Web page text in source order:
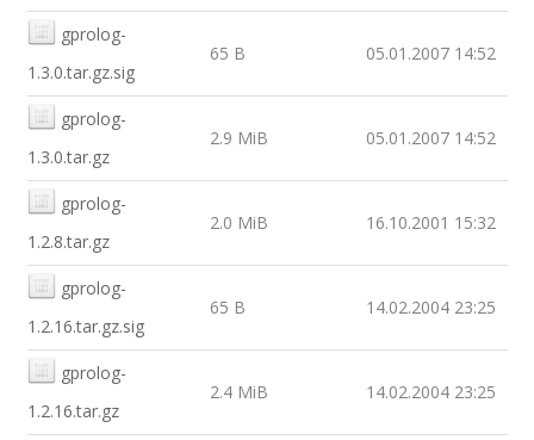
gprolog-
1.3.0.tar.gz.sig
65 B 05.01.2007 14:52
gprolog-
1.3.0.tar.gz
2.9 MiB 05.01.2007 14:52
gprolog-
1.2.8.tar.gz
2.0 MiB 16.10.2001 15:32
gprolog-
1.2.16.tar.gz.sig
65 B 14.02.2004 23:25
gprolog-
1.2.16.tar.gz
2.4 MiB 14.02.2004 23:25